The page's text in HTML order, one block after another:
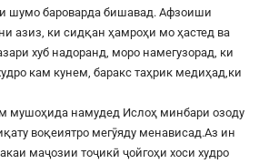
шумо бароварда бишавад. Афзоиши
азиз, ки сидқан ҳамроҳи мо ҳастед ва
хуб надоранд, моро намегузорад, ки
кам кунем, баракс таҳрик медиҳад,ки
мушоҳида намудед Ислоҳ минбари озоду
воқеиятро мегӯяду менависад.Аз ин
маҷозии тоҷикӣ ҷойгоҳи хоси худро